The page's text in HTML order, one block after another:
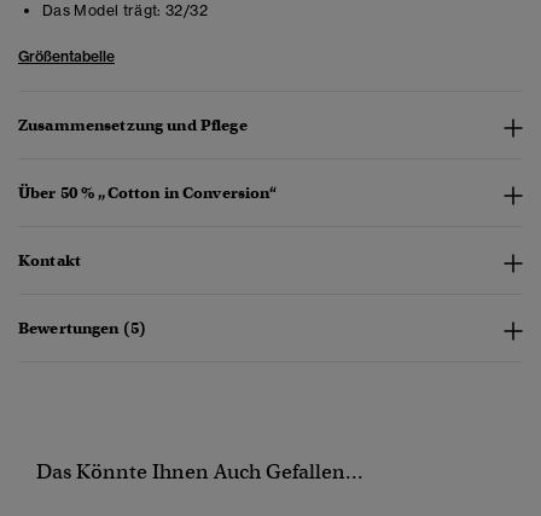
Das Model trägt: 32/32
Größentabelle
Zusammensetzung und Pflege
Über 50 % „Cotton in Conversion“
Kontakt
Bewertungen (5)
Das Könnte Ihnen Auch Gefallen...